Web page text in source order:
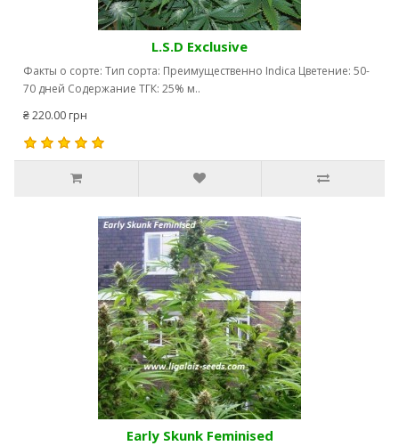
L.S.D Exclusive
Факты о сорте: Тип сорта: Преимущественно Indica Цветение: 50-
70 дней Содержание ТГК: 25% м..
₴ 220.00 грн
Early Skunk Feminised